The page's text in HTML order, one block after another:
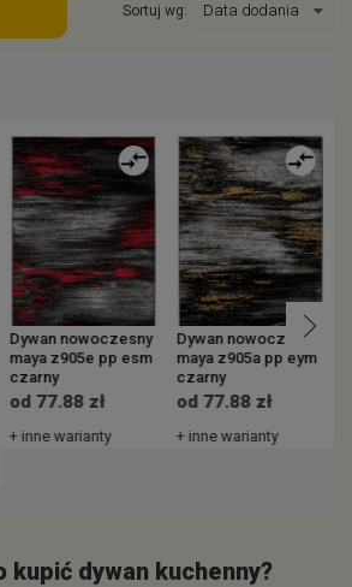
Sortuj wg:
Dywan nowoczesny
maya z905e pp esm
czarny
od 77.88 zł
+ inne warianty
Dywan nowoczesny
maya z905a pp eym
czarny
od 77.88 zł
+ inne warianty
kupić dywan kuchenny?